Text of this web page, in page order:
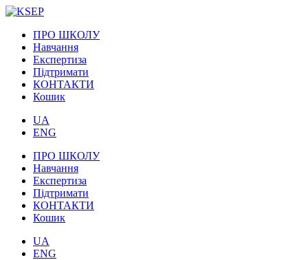
ПРО ШКОЛУ
Навчання
Експертиза
Підтримати
КОНТАКТИ
Кошик
UA
ENG
ПРО ШКОЛУ
Навчання
Експертиза
Підтримати
КОНТАКТИ
Кошик
UA
ENG